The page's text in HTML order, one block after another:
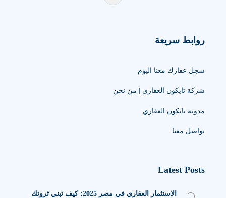
روابط سريعة
سجل عقارك معنا اليوم
شركة تايكون العقاري | من نحن
مدونة تايكون العقاري
تواصل معنا
Latest Posts
الاستثمار العقاري في مصر 2025: كيف تبني ثروتك